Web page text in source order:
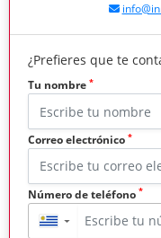
¿Prefieres que te
Tu nombre *
Correo electrónico *
Número de teléfono *
▼